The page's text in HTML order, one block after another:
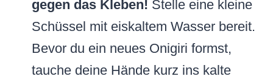
gegen das Kleben! Stelle eine kleine
Schüssel mit eiskaltem Wasser bereit.
Bevor du ein neues Onigiri formst,
tauche deine Hände kurz ins kalte